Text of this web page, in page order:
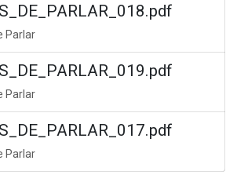
Parlar
Parlar
Parlar